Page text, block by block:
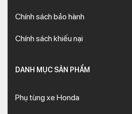
Chính sách bảo hành
Chính sách khiếu nại
DANH MỤC SẢN PHẨM
Phụ tùng xe Honda